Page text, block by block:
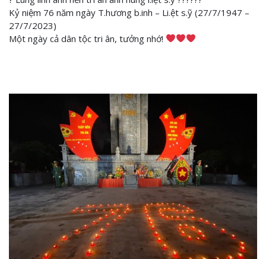
Kỷ niệm 76 năm ngày T.hương b.inh – Li.ệt s.ỹ (27/7/1947 –
27/7/2023)
Một ngày cả dân tộc tri ân, tưởng nhớ!